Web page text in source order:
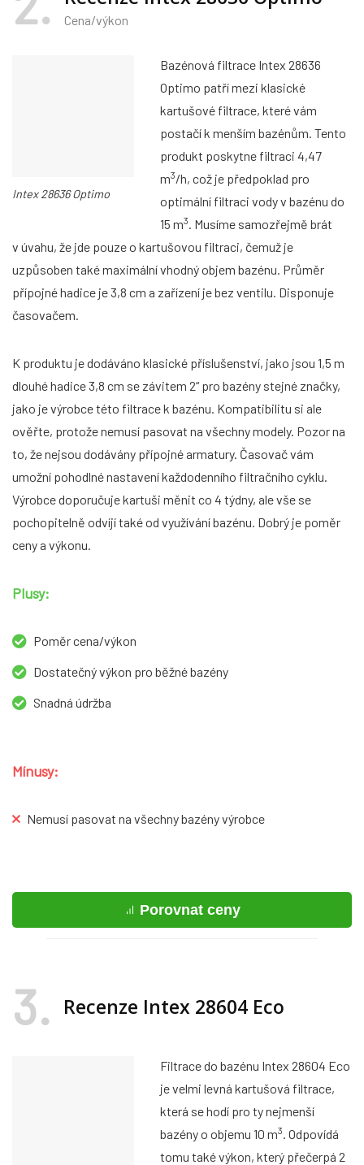
Cena/výkon
Intex 28636 Optimo
Bazénová filtrace Intex 28636
Optimo patří mezi klasické
kartušové filtrace, které vám
postačí k menším bazénům. Tento
produkt poskytne filtraci 4,47
m3/h, což je předpoklad pro
optimální filtraci vody v bazénu do
15 m3. Musíme samozřejmě brát
v úvahu, že jde pouze o kartušovou filtraci, čemuž je
uzpůsoben také maximální vhodný objem bazénu. Průměr
přípojné hadice je 3,8 cm a zařízení je bez ventilu. Disponuje
časovačem.
K produktu je dodáváno klasické příslušenství, jako jsou 1,5 m
dlouhé hadice 3,8 cm se závitem 2“ pro bazény stejné značky,
jako je výrobce této filtrace k bazénu. Kompatibilitu si ale
ověřte, protože nemusí pasovat na všechny modely. Pozor na
to, že nejsou dodávány přípojné armatury. Časovač vám
umožní pohodlné nastavení každodenního filtračního cyklu.
Výrobce doporučuje kartuši měnit co 4 týdny, ale vše se
pochopitelně odvíjí také od využívání bazénu. Dobrý je poměr
ceny a výkonu.
Plusy:
Poměr cena/výkon
Dostatečný výkon pro běžné bazény
Snadná údržba
Mínusy:
Nemusí pasovat na všechny bazény výrobce
Porovnat ceny
3 Recenze Intex 28604 Eco
Filtrace do bazénu Intex 28604 Eco
je velmi levná kartušová filtrace,
která se hodí pro ty nejmenší
bazény o objemu 10 m3. Odpovídá
tomu také výkon, který přečerpá 2